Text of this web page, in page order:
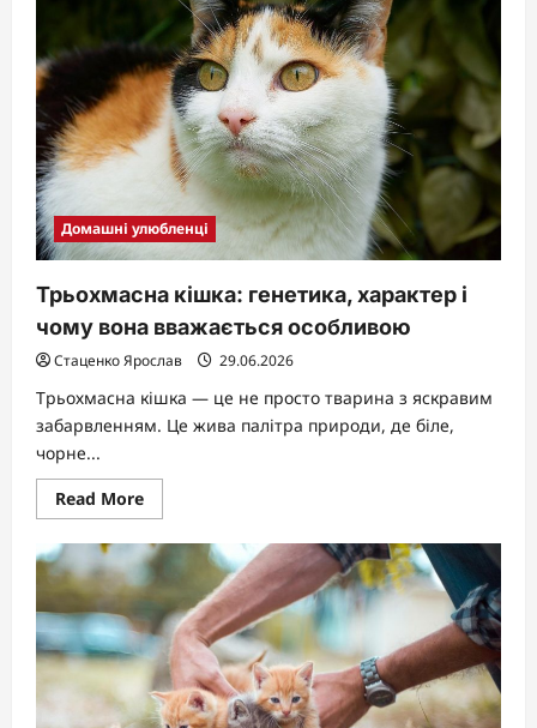
котів:
повний
гід
для
власників
Домашні улюбленці
Трьохмасна кішка: генетика, характер і
чому вона вважається особливою
Стаценко Ярослав 29.06.2026
Трьохмасна кішка — це не просто тварина з яскравим
забарвленням. Це жива палітра природи, де біле,
чорне...
Read MoreRead
more
Трьохмасна
кішка:
генетика,
характер
і
чому
вона
вважається
особливою